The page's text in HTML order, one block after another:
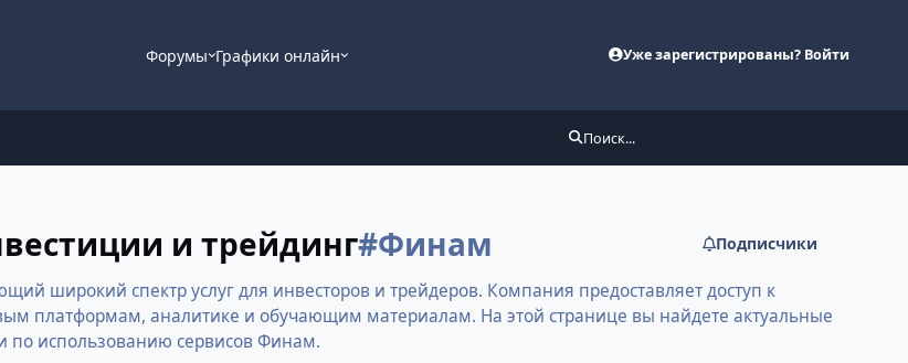
Форумы Графики онлайн Уже зарегистрированы? Войти
Поиск...
и трейдинг#Финам Подписчики
широкий спектр услуг для инвесторов и трейдеров. Компания предоставляет доступ к
платформам, аналитике и обучающим материалам. На этой странице вы найдете актуальные
по использованию сервисов Финам.